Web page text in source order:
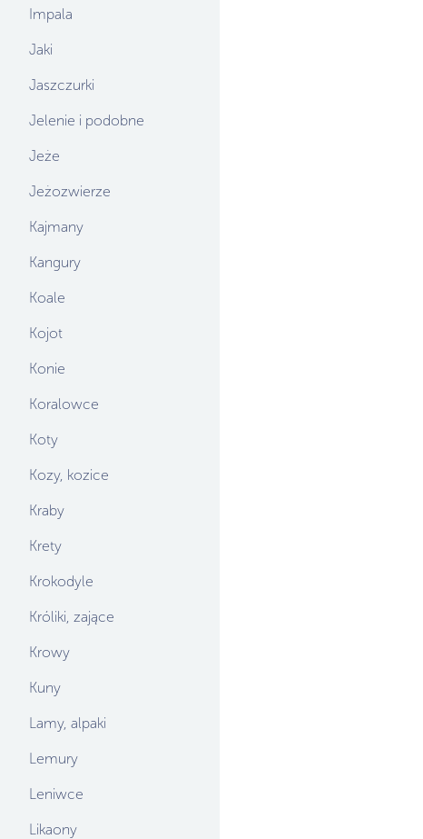
Impala
Jaki
Jaszczurki
Jelenie i podobne
Jeże
Jeżozwierze
Kajmany
Kangury
Koale
Kojot
Konie
Koralowce
Koty
Kozy, kozice
Kraby
Krety
Krokodyle
Króliki, zające
Krowy
Kuny
Lamy, alpaki
Lemury
Leniwce
Likaony